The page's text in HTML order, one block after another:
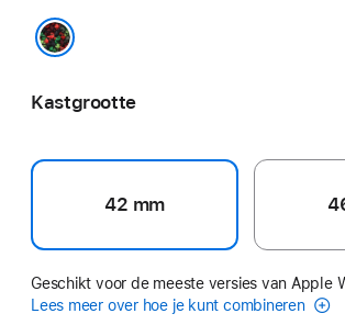
Kastgrootte
42 mm
Geschikt voor de meeste versies van Apple
Lees meer over hoe je kunt combineren